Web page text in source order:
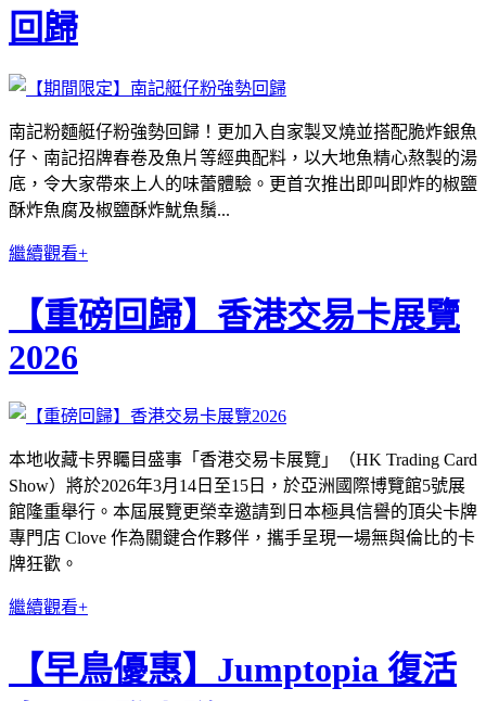
回歸
南記粉麵艇仔粉強勢回歸！更加入自家製叉燒並搭配脆炸銀魚
仔、南記招牌春卷及魚片等經典配料，以大地魚精心熬製的湯
底，令大家帶來上人的味蕾體驗。更首次推出即叫即炸的椒鹽
酥炸魚腐及椒鹽酥炸魷魚鬚...
繼續觀看+
【重磅回歸】香港交易卡展覽
2026
本地收藏卡界矚目盛事「香港交易卡展覽」（HK Trading Card
Show）將於2026年3月14日至15日，於亞洲國際博覽館5號展
館隆重舉行。本屆展覽更榮幸邀請到日本極具信譽的頂尖卡牌
專門店 Clove 作為關鍵合作夥伴，攜手呈現一場無與倫比的卡
牌狂歡。
繼續觀看+
【早鳥優惠】Jumptopia 復活